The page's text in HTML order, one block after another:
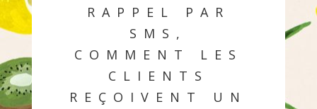
RAPPEL PAR
SMS,
COMMENT LES
CLIENTS
REÇOIVENT UN